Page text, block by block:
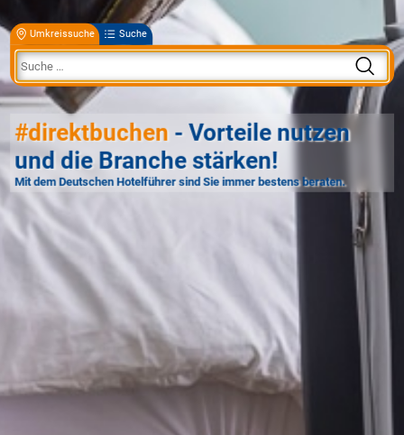
Umkreissuche Suche
#direktbuchen - Vorteile nutzen
und die Branche stärken!
Mit dem Deutschen Hotelführer sind Sie immer bestens beraten.